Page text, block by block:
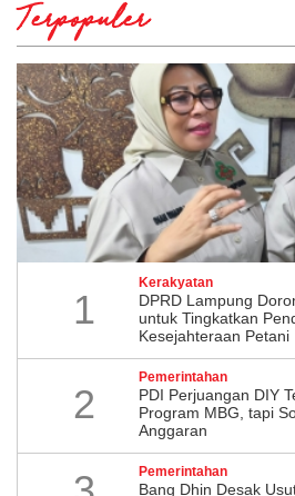
Terpopuler
1
Kerakyatan
DPRD Lampung
untuk Tingkatkan
Kesejahteraan Petani
2
Pemerintahan
PDI Perjuangan DIY
Program MBG, tapi
Anggaran
Pemerintahan
Bang Dhin Desak